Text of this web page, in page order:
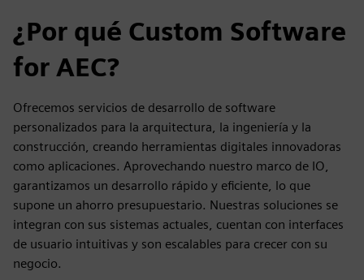
¿Por qué Custom Software
for AEC?
Ofrecemos servicios de desarrollo de software
personalizados para la arquitectura, la ingeniería y la
construcción, creando herramientas digitales innovadoras
como aplicaciones. Aprovechando nuestro marco de IO,
garantizamos un desarrollo rápido y eficiente, lo que
supone un ahorro presupuestario. Nuestras soluciones se
integran con sus sistemas actuales, cuentan con interfaces
de usuario intuitivas y son escalables para crecer con su
negocio.